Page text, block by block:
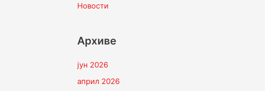
Новости
Архиве
јун 2026
април 2026